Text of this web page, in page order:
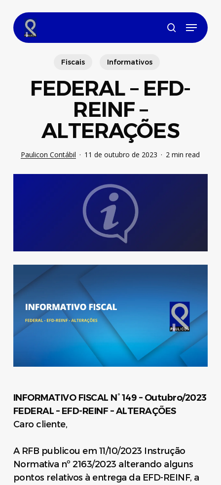
main
content
search
Menu
Fiscais Informativos
FEDERAL – EFD-
REINF –
ALTERAÇÕES
Paulicon Contábil 11 de outubro de 2023 2 min read
INFORMATIVO FISCAL N° 149 – Outubro/2023
FEDERAL – EFD-REINF – ALTERAÇÕES
Caro cliente,
A RFB publicou em 11/10/2023 Instrução
Normativa nº 2163/2023 alterando alguns
pontos relativos à entrega da EFD-REINF, a